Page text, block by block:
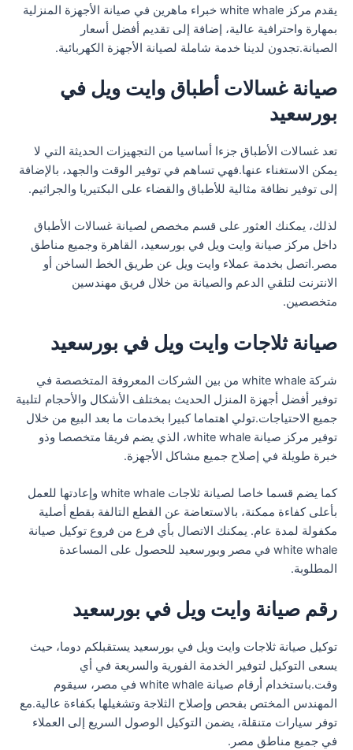
يقدم مركز white whale خبراء ماهرين في صيانة الأجهزة المنزلية
بمهارة واحترافية عالية، إضافة إلى تقديم أفضل أسعار
الصيانة.تجدون لدينا خدمة شاملة لصيانة الأجهزة الكهربائية.
صيانة غسالات أطباق وايت ويل في
بورسعيد
تعد غسالات الأطباق جزءا أساسيا من التجهيزات الحديثة التي لا
يمكن الاستغناء عنها.فهي تساهم في توفير الوقت والجهد، بالإضافة
إلى توفير نظافة مثالية للأطباق والقضاء على البكتيريا والجراثيم.
لذلك، يمكنك العثور على قسم مخصص لصيانة غسالات الأطباق
داخل مركز صيانة وايت ويل في بورسعيد، القاهرة وجميع مناطق
مصر.اتصل بخدمة عملاء وايت ويل عن طريق الخط الساخن أو
الانترنت لتلقي الدعم والصيانة من خلال فريق مهندسين
متخصصين.
صيانة ثلاجات وايت ويل في بورسعيد
شركة white whale من بين الشركات المعروفة المتخصصة في
توفير أفضل أجهزة المنزل الحديث بمختلف الأشكال والأحجام لتلبية
جميع الاحتياجات.تولي اهتماما كبيرا بخدمات ما بعد البيع من خلال
توفير مركز صيانة white whale، الذي يضم فريقا متخصصا وذو
خبرة طويلة في إصلاح جميع مشاكل الأجهزة.
كما يضم قسما خاصا لصيانة ثلاجات white whale وإعادتها للعمل
بأعلى كفاءة ممكنة، بالاستعاضة عن القطع التالفة بقطع أصلية
مكفولة لمدة عام. يمكنك الاتصال بأي فرع من فروع توكيل صيانة
white whale في مصر وبورسعيد للحصول على المساعدة
المطلوبة.
رقم صيانة وايت ويل في بورسعيد
توكيل صيانة ثلاجات وايت ويل في بورسعيد يستقبلكم دوما، حيث
يسعى التوكيل لتوفير الخدمة الفورية والسريعة في أي
وقت.باستخدام أرقام صيانة white whale في مصر، سيقوم
المهندس المختص بفحص وإصلاح الثلاجة وتشغيلها بكفاءة عالية.مع
توفر سيارات متنقلة، يضمن التوكيل الوصول السريع إلى العملاء
في جميع مناطق مصر.